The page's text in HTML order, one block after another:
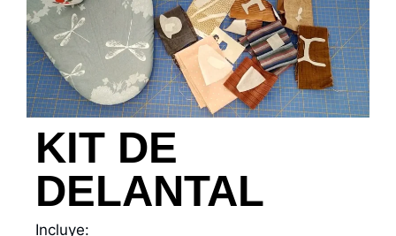
KIT DE
DELANTAL
Incluye: